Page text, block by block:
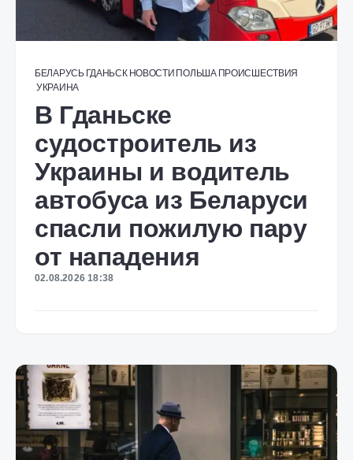
БЕЛАРУСЬ ГДАНЬСК НОВОСТИ ПОЛЬША ПРОИСШЕСТВИЯ
УКРАИНА
В Гданьске
судостроитель из
Украины и водитель
автобуса из Беларуси
спасли пожилую пару
от нападения
02.08.2026 18:38